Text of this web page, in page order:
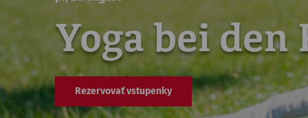
Yoga bei den
Rezervovať vstupenky